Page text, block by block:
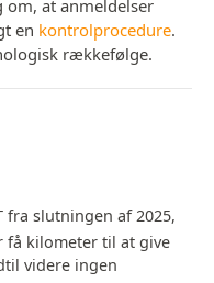
at anmeldelser
en kontrolprocedure.
rækkefølge.
fra slutningen af 2025,
få kilometer til at give
videre ingen